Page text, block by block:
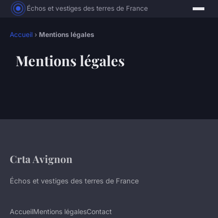
Échos et vestiges des terres de France
Accueil › Mentions légales
Mentions légales
Crta Avignon
Échos et vestiges des terres de France
AccueilMentions légalesContact